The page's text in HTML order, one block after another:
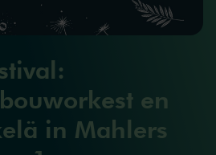
en
in Mahlers